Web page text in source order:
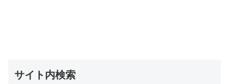
サイト内検索